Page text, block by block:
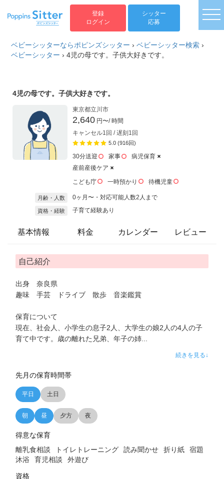
登録
ログイン
シッター
応募
ベビーシッターならポピンズシッター ›ベビーシッター検索 ›
ベビーシッター ›4児の母です。子供大好きです。
4児の母です。子供大好きです。
東京都立川市
2,640 円〜/ 時間
キャンセル1回 / 遅刻1回
5.0 (916回)
30分送迎 家事
病児保育
産前産後ケア
こども庁
一時預かり 待機児童
月齢・人数 0ヶ月〜・対応可能人数2人まで
資格・経験 子育て経験あり
基本情報 料金 カレンダー レビュー
自己紹介
出身 奈良県
趣味 手芸 ドライブ 散歩 音楽鑑賞
保育について
現在、社会人、小学生の息子2人、大学生の娘2人の4人の子
育て中です。歳の離れた兄弟、年子の姉...
続きを見る↓
先月の保育時間帯
平日 土日
朝 昼 夕方 夜
得意な保育
離乳食相談 トイレトレーニング 読み聞かせ 折り紙
宿題
沐浴
育児相談 外遊び
資格